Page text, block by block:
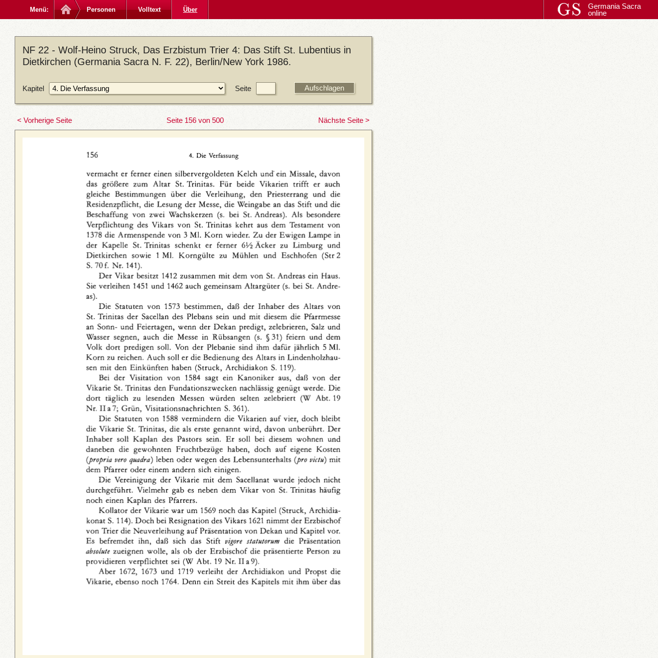
Menü: Personen Volltext Über
Germania Sacra
online
NF 22 - Wolf-Heino Struck, Das Erzbistum Trier 4: Das Stift St. Lubentius in
Dietkirchen (Germania Sacra N. F. 22), Berlin/New York 1986.
Kapitel Seite
< Vorherige Seite Seite 156 von 500 Nächste Seite >